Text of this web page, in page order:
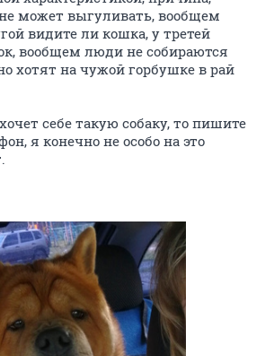
может выгуливать, вообщем
видите ли кошка, у третей
вообщем люди не собираются
хотят на чужой горбушке в рай
себе такую собаку, то пишите
я конечно не особо на это